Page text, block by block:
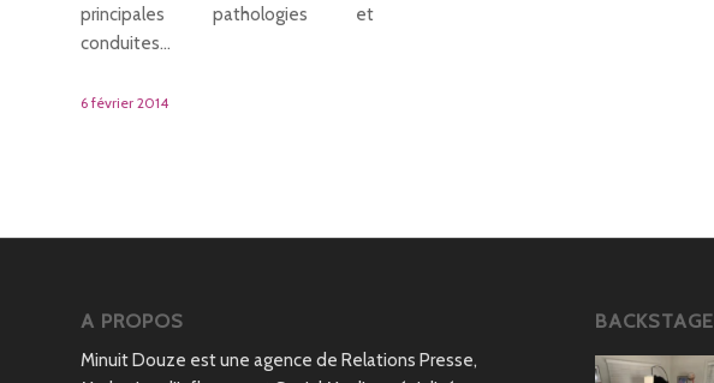
principales pathologies et
conduites…
6 février 2014
A PROPOS
Minuit Douze est une agence de Relations Presse,
BACKSTAGE